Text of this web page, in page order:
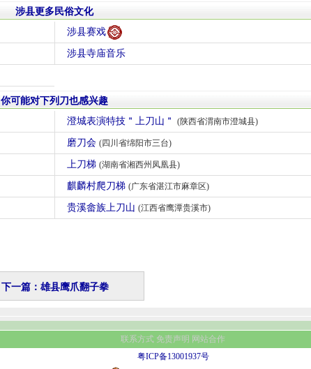
涉县更多民俗文化
涉县赛戏
涉县寺庙音乐
你可能对下列刀也感兴趣
澄城表演特技＂上刀山＂ (陕西省渭南市澄城县)
磨刀会 (四川省绵阳市三台)
上刀梯 (湖南省湘西州凤凰县)
麒麟村爬刀梯 (广东省湛江市麻章区)
贵溪畲族上刀山 (江西省鹰潭贵溪市)
下一篇：雄县鹰爪翻子拳
联系方式 免责声明 网站合作
粤ICP备13001937号